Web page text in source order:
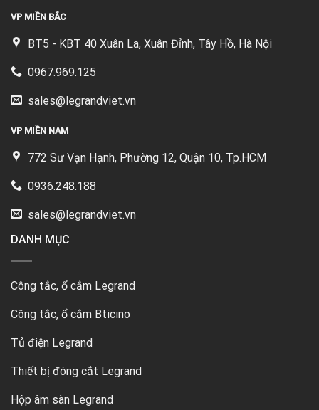
VP MIỀN BẮC
BT5 - KBT 40 Xuân La, Xuân Đỉnh, Tây Hồ, Hà Nội
0967.969.125
sales@legrandviet.vn
VP MIỀN NAM
772 Sư Vạn Hạnh, Phường 12, Quận 10, Tp.HCM
0936.248.188
sales@legrandviet.vn
DANH MỤC
Công tắc, ổ cắm Legrand
Công tắc, ổ cắm Bticino
Tủ điện Legrand
Thiết bị đóng cắt Legrand
Hộp âm sàn Legrand